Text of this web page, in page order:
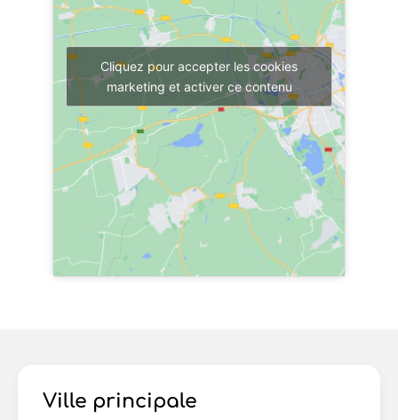
Cliquez pour accepter les cookies
marketing et activer ce contenu
Ville principale